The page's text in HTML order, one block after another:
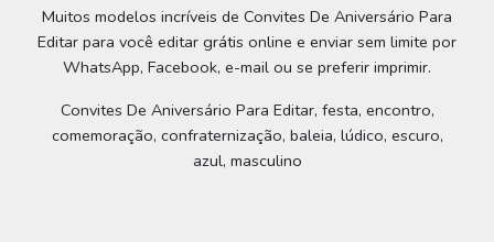
Muitos modelos incríveis de Convites De Aniversário Para
Editar para você editar grátis online e enviar sem limite por
WhatsApp, Facebook, e-mail ou se preferir imprimir.
Convites De Aniversário Para Editar, festa, encontro,
comemoração, confraternização, baleia, lúdico, escuro,
azul, masculino